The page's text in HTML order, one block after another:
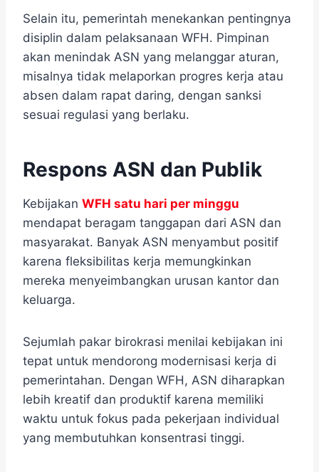
Selain itu, pemerintah menekankan pentingnya
disiplin dalam pelaksanaan WFH. Pimpinan
akan menindak ASN yang melanggar aturan,
misalnya tidak melaporkan progres kerja atau
absen dalam rapat daring, dengan sanksi
sesuai regulasi yang berlaku.
Respons ASN dan Publik
Kebijakan WFH satu hari per minggu
mendapat beragam tanggapan dari ASN dan
masyarakat. Banyak ASN menyambut positif
karena fleksibilitas kerja memungkinkan
mereka menyeimbangkan urusan kantor dan
keluarga.
Sejumlah pakar birokrasi menilai kebijakan ini
tepat untuk mendorong modernisasi kerja di
pemerintahan. Dengan WFH, ASN diharapkan
lebih kreatif dan produktif karena memiliki
waktu untuk fokus pada pekerjaan individual
yang membutuhkan konsentrasi tinggi.